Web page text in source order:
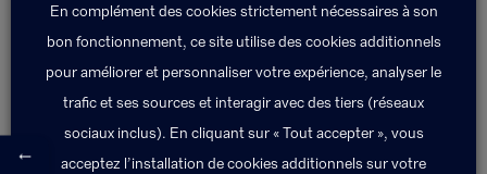
de la part des dépenses de frais de santé qui reste à
la charge de l’assuré.
Retour au lexique
En complément des cookies strictement nécessaires à son
bon fonctionnement, ce site utilise des cookies additionnels
pour améliorer et personnaliser votre expérience, analyser le
trafic et ses sources et interagir avec des tiers (réseaux
sociaux inclus). En cliquant sur « Tout accepter », vous
acceptez l’installation de cookies additionnels sur votre
←